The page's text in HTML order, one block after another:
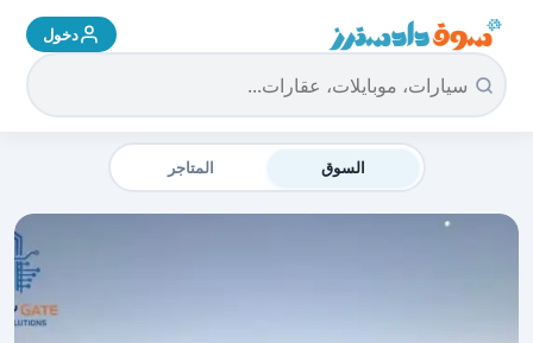
سوق دادسترز الرئيسية دخول
السوق المتاجر